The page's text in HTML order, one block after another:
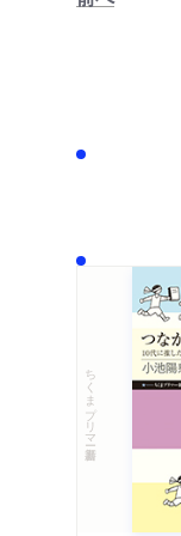
ちくまプリマー新書